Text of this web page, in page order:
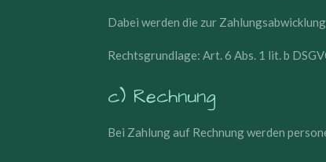
Dabei werden die zur
Rechtsgrundlage: Art. 6 Abs. 1 lit. b
c) Rechnung
Bei Zahlung auf Rechnung werden